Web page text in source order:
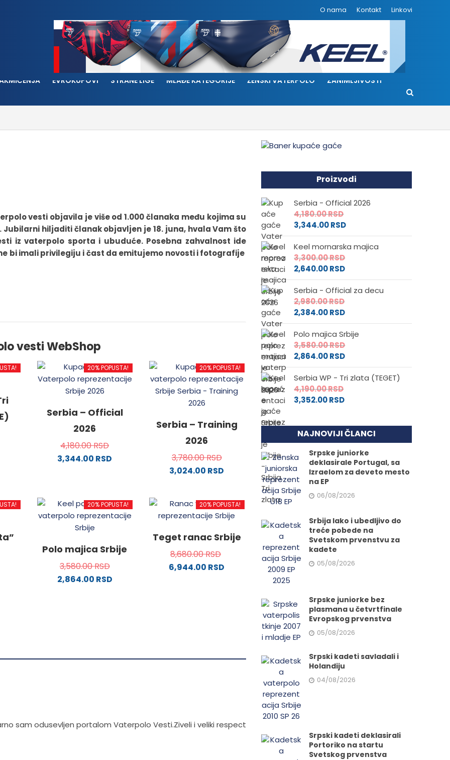
O nama Kontakt Linkovi
EVROKUPOVI STRANE LIGE MLAĐE KATEGORIJE ŽENSKI VATERPOLO ZANIMLJIVOSTI
vesti objavila je više od 1.000 članaka među kojima su
hiljaditi članak objavljen je 18. juna, hvala Vam što
iz vaterpolo sporta i ubuduće. Posebna zahvalnost ide
bi imali privilegiju i čast da emitujemo novosti i fotografije
vesti WebShop
20% POPUSTA!
Serbia – Official
2026
4,180.00RSD
3,344.00 RSD
više
varijanti.
Opcije
mogu
biti
izabrane
na
20% POPUSTA!
Serbia – Training
2026
3,780.00RSD
3,024.00 RSD
ima
više
Opcije
mogu
biti
20% POPUSTA!
Polo majica Srbije
3,580.00RSD
2,864.00 RSD
proizvoda.
20% POPUSTA!
Teget ranac Srbije
8,680.00RSD
6,944.00 RSD
sam odusevljen portalom Vaterpolo Vesti.Ziveli i veliki respect
Proizvodi
Serbia - Official 2026
4,180.00RSD
3,344.00RSD
Keel mornarska majica
3,300.00RSD
2,640.00RSD
Serbia - Official za decu
2,980.00RSD
2,384.00RSD
Polo majica Srbije
3,580.00RSD
2,864.00RSD
Serbia WP - Tri zlata (TEGET)
4,190.00RSD
3,352.00RSD
NAJNOVIJI ČLANCI
Srpske juniorke
deklasirale Portugal, sa
Izraelom za deveto mesto
na EP
06/08/2026
Srbija lako i ubedljivo do
treće pobede na
Svetskom prvenstvu za
kadete
05/08/2026
Srpske juniorke bez
plasmana u četvrtfinale
Evropskog prvenstva
05/08/2026
Srpski kadeti savladali i
Holandiju
04/08/2026
Srpski kadeti deklasirali
Portoriko na startu
Svetskog prvenstva